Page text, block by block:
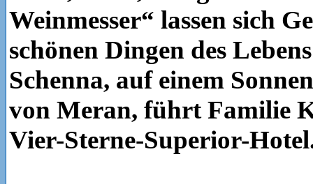
Weinmesser“ lassen sich
schönen Dingen des
Schenna, auf einem
von Meran, führt Familie
Vier-Sterne-Superior-